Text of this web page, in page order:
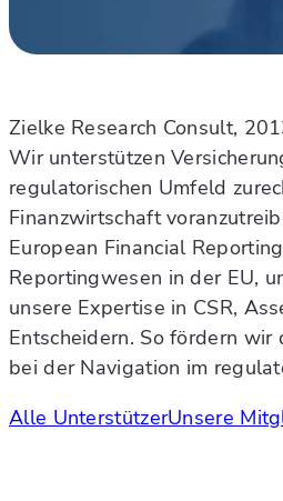
Zielke Research Consult,
Wir unterstützen
regulatorischen Umfeld
Finanzwirtschaft
European Financial
Reportingwesen in der EU,
unsere Expertise in CSR,
Entscheidern. So fördern
bei der Navigation im
Alle UnterstützerUnsere